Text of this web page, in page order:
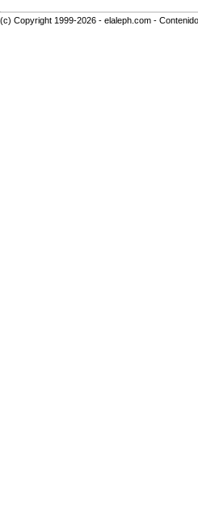
(c) Copyright 1999-2026 - elaleph.com -